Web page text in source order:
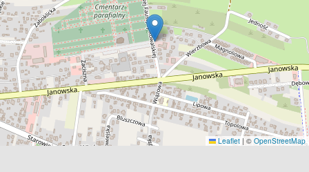
Leaflet | © OpenStreetMap